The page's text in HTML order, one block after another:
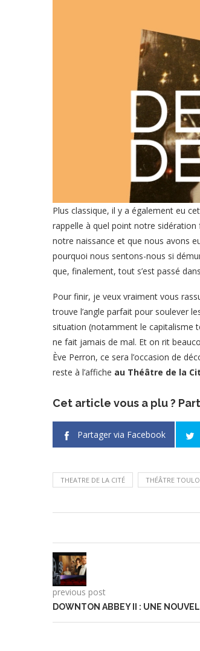
Plus classique, il y a également eu
rappelle à quel point notre
notre naissance et que nous avons
pourquoi nous sentons-nous si
que, finalement, tout s’est passé
Pour finir, je veux vraiment vous
trouve l’angle parfait pour soulever
situation (notamment le capitalisme
ne fait jamais de mal. Et on rit
Ève Perron, ce sera l’occasion de
reste à l’affiche au Théâtre de la
Cet article vous a plu ?
Partager via Facebook
THEATRE DE LA CITÉ THÉÂTRE
previous post
DOWNTON ABBEY II : UNE